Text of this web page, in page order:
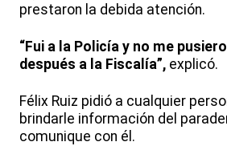
prestaron la debida atención.
“Fui a la Policía y no me
después a la Fiscalía”, explicó.
Félix Ruiz pidió a cualquier
brindarle información del
comunique con él.